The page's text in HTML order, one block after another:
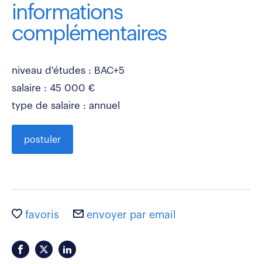
informations
complémentaires
niveau d'études : BAC+5
salaire : 45 000 €
type de salaire : annuel
postuler
favoris envoyer par email